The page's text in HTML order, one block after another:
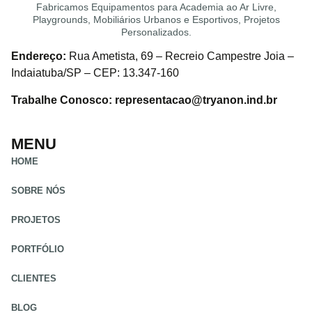
Fabricamos Equipamentos para Academia ao Ar Livre,
Playgrounds, Mobiliários Urbanos e Esportivos, Projetos
Personalizados.
Endereço: Rua Ametista, 69 – Recreio Campestre Joia –
Indaiatuba/SP – CEP: 13.347-160
Trabalhe Conosco: representacao@tryanon.ind.br
MENU
HOME
SOBRE NÓS
PROJETOS
PORTFÓLIO
CLIENTES
BLOG